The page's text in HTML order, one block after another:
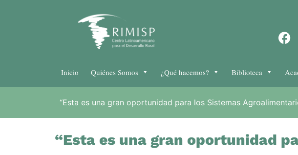
Inicio Quiénes Somos ¿Qué hacemos? Biblioteca
“Esta es una gran oportunidad para los Sistemas
“Esta es una gran oportunidad